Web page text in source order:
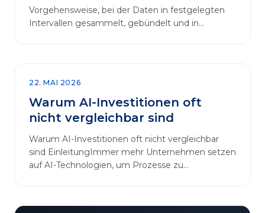
Vorgehensweise, bei der Daten in festgelegten
Intervallen gesammelt, gebündelt und in
22. MAI 2026
Warum AI-Investitionen oft
nicht vergleichbar sind
Warum AI-Investitionen oft nicht vergleichbar
sind EinleitungImmer mehr Unternehmen setzen
auf AI-Technologien, um Prozesse zu
verschaffen. In diesem Artikel betrachten wir die